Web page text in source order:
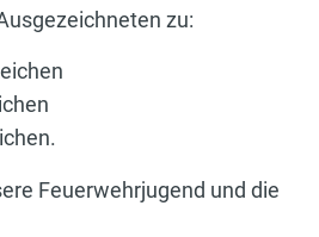
zu:
Feuerwehrjugend und die